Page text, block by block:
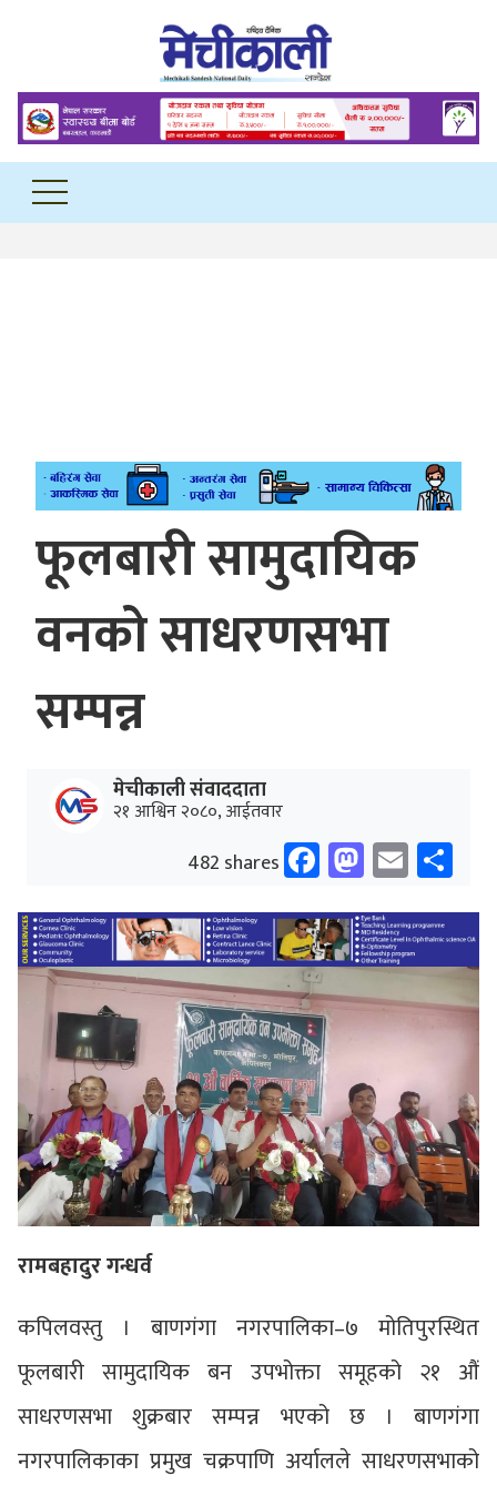
फूलबारी सामुदायिक
वनको साधरणसभा
सम्पन्न
मेचीकाली संवाददाता
२१ आश्विन २०८०, आईतवार
482 shares Facebook
Email
रामबहादुर गन्धर्व
कपिलवस्तु । बाणगंगा नगरपालिका–७ मोतिपुरस्थित
फूलबारी सामुदायिक बन उपभोक्ता समूहको २१ औं
साधरणसभा शुक्रबार सम्पन्न भएको छ । बाणगंगा
नगरपालिकाका प्रमुख चक्रपाणि अर्यालले साधरणसभाको